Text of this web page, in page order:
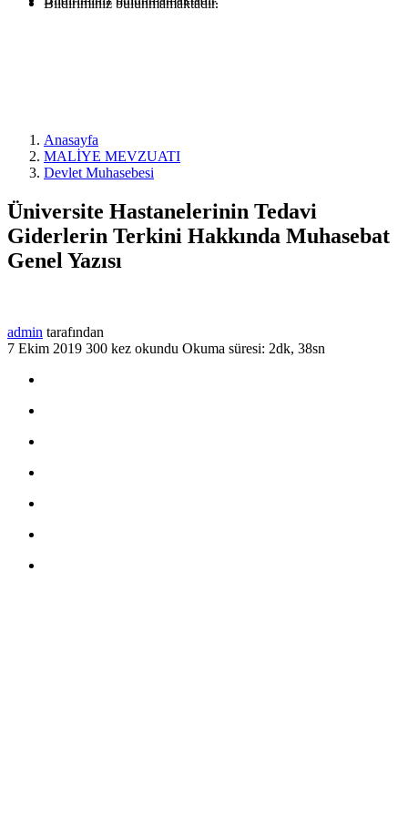
Bildiriminiz bulunmamaktadır.
Anasayfa
MALİYE MEVZUATI
Devlet Muhasebesi
Üniversite Hastanelerinin Tedavi
Giderlerin Terkini Hakkında Muhasebat
Genel Yazısı
admin tarafından
7 Ekim 2019 300 kez okundu Okuma süresi: 2dk, 38sn